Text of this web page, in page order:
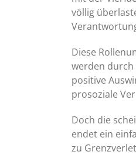
völlig
Diese
werden durch
positive
prosoziale
Doch die
endet ein
zu